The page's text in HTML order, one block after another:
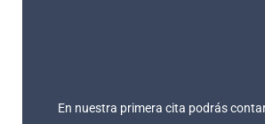
En nuestra primera cita podrás